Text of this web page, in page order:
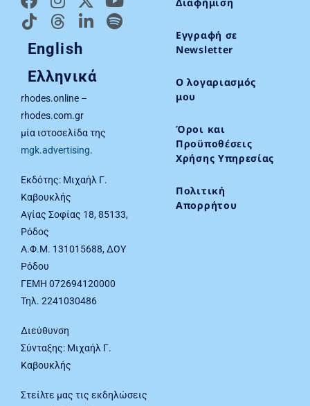
English
Ελληνικά
rhodes.online –
rhodes.com.gr
μία ιστοσελίδα της
mgk.advertising.
Εκδότης: Μιχαήλ Γ.
Καβουκλής
Αγίας Σοφίας 18, 85133,
Ρόδος
Α.Φ.Μ. 131015688, ΔΟΥ
Ρόδου
ΓΕΜΗ 072694120000
Τηλ. 2241030486
Διεύθυνση
Σύνταξης: Μιχαήλ Γ.
Καβουκλής
Στείλτε μας τις εκδηλώσεις
Διαφήμιση
Εγγραφή σε
Newsletter
Ο λογαριασμός
μου
Όροι και
Προϋποθέσεις
Χρήσης Υπηρεσίας
Πολιτική
Απορρήτου